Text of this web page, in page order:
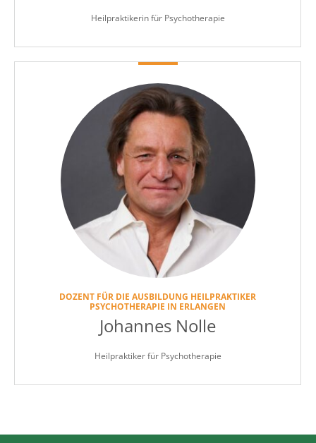
Heilpraktikerin für Psychotherapie
DOZENT FÜR DIE AUSBILDUNG HEILPRAKTIKER
PSYCHOTHERAPIE IN ERLANGEN
Johannes Nolle
Heilpraktiker für Psychotherapie